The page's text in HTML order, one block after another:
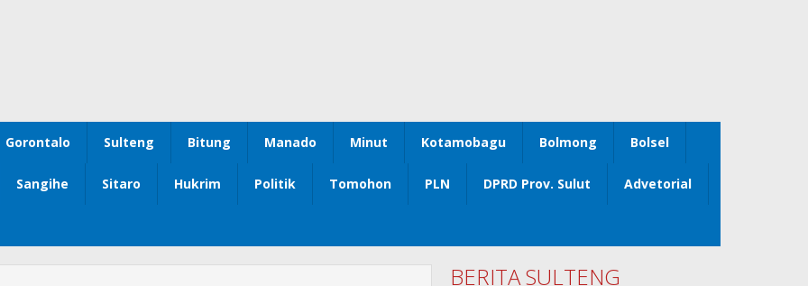
Gorontalo Sulteng Bitung Manado Minut Kotamobagu Bolmong Bolsel
Sangihe Sitaro Hukrim Politik Tomohon PLN DPRD Prov. Sulut Advetorial
BERITA SULTENG